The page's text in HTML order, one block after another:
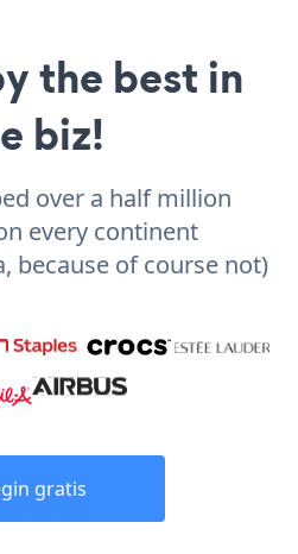
the best in
biz!
over a half million
every continent
because of course not)
gratis